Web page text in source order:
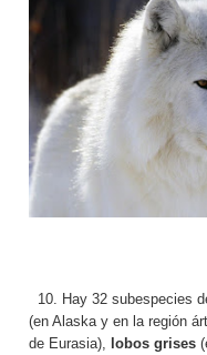
10. Hay 32 subespecies
(en Alaska y en la región
de Eurasia), lobos grises